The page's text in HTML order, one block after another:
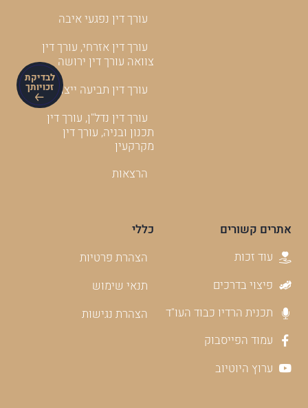
לבדיקת
זכויותך
עורך דין נפגעי איבה
עורך דין אזרחי, עורך דין
צוואה עורך דין ירושה
עורך דין תביעה ייצוגית
עורך דין נדל"ן, עורך דין
תכנון ובניה, עורך דין
מקרקעין
הרצאות
אתרים קשורים
עוד זכות
פיצוי בדרכים
תכנית הרדיו כבוד העו"ד
עמוד הפייסבוק
ערוץ היוטיוב
כללי
הצהרת פרטיות
תנאי שימוש
הצהרת נגישות